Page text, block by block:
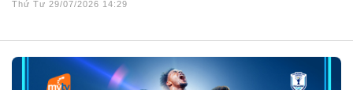
Thứ Tư 29/07/2026 14:29